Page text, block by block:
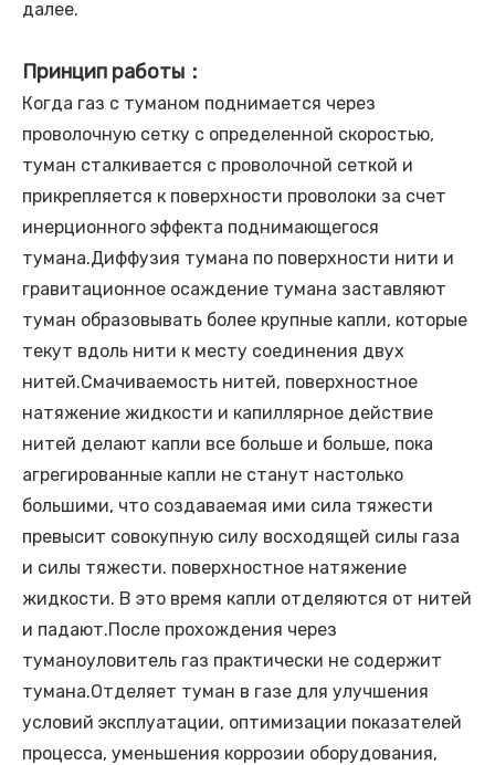
далее.
Принцип работы ：
Когда газ с туманом поднимается через
проволочную сетку с определенной скоростью,
туман сталкивается с проволочной сеткой и
прикрепляется к поверхности проволоки за счет
инерционного эффекта поднимающегося
тумана.Диффузия тумана по поверхности нити и
гравитационное осаждение тумана заставляют
туман образовывать более крупные капли, которые
текут вдоль нити к месту соединения двух
нитей.Смачиваемость нитей, поверхностное
натяжение жидкости и капиллярное действие
нитей делают капли все больше и больше, пока
агрегированные капли не станут настолько
большими, что создаваемая ими сила тяжести
превысит совокупную силу восходящей силы газа
и силы тяжести. поверхностное натяжение
жидкости. В это время капли отделяются от нитей
и падают.После прохождения через
туманоуловитель газ практически не содержит
тумана.Отделяет туман в газе для улучшения
условий эксплуатации, оптимизации показателей
процесса, уменьшения коррозии оборудования,